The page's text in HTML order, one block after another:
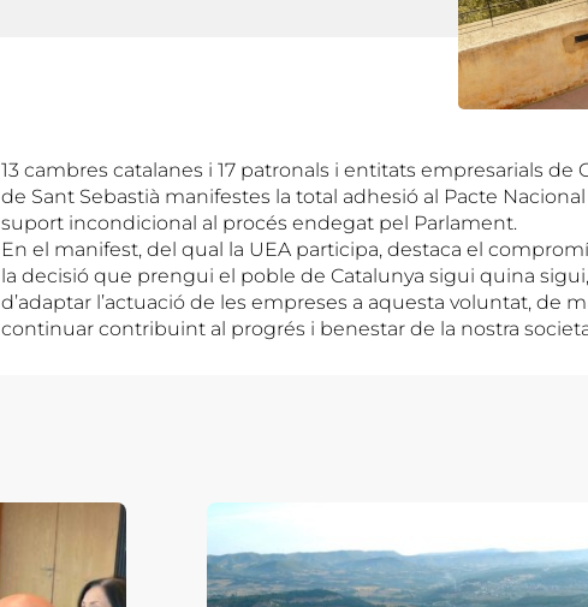
13 cambres catalanes i 17 patronals i entitats empresarials de
de Sant Sebastià manifestes la total adhesió al Pacte
suport incondicional al procés endegat pel Parlament.
En el manifest, del qual la UEA participa, destaca el
la decisió que prengui el poble de Catalunya sigui quina
d’adaptar l’actuació de les empreses a aquesta voluntat, de
continuar contribuint al progrés i benestar de la nostra